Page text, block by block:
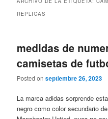
REPLICAS
medidas de
camisetas de
Posted onseptiembre 26, 2023
La marca adidas sorprende
negro como color secundario